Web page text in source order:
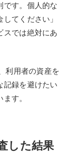
です。個人的な
てください」
スでは絶対にあ
利用者の資産を
記録を避けたい
す。
した結果